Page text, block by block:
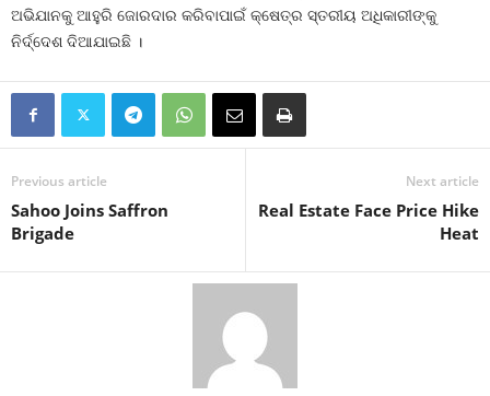
ଅଭିଯାନକୁ ଆହୁରି ଜୋରଦାର କରିବାପାଇଁ କ୍ଷେତ୍ର ସ୍ତରୀୟ ଅଧିକାରୀଙ୍କୁ
ନିର୍ଦ୍ଦେଶ ଦିଆଯାଇଛି ।
Previous article
Sahoo Joins Saffron
Brigade
Next article
Real Estate Face Price Hike
Heat